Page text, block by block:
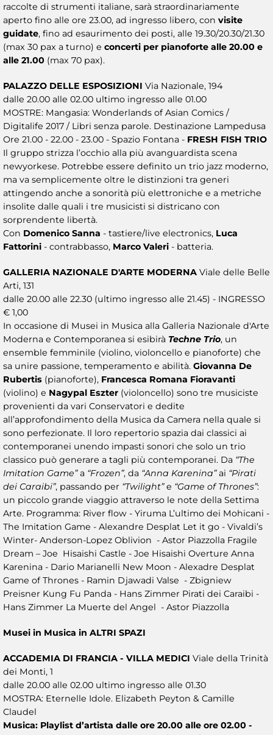
raccolte di strumenti italiane, sarà straordinariamente
aperto fino alle ore 23.00, ad ingresso libero, con visite
guidate, fino ad esaurimento dei posti, alle 19.30/20.30/21.30
(max 30 pax a turno) e concerti per pianoforte alle 20.00 e
alle 21.00 (max 70 pax).
PALAZZO DELLE ESPOSIZIONI Via Nazionale, 194
dalle 20.00 alle 02.00 ultimo ingresso alle 01.00
MOSTRE: Mangasia: Wonderlands of Asian Comics /
Digitalife 2017 / Libri senza parole. Destinazione Lampedusa
Ore 21.00 - 22.00 - 23.00 - Spazio Fontana - FRESH FISH TRIO
Il gruppo strizza l’occhio alla più avanguardista scena
newyorkese. Potrebbe essere definito un trio jazz moderno,
ma va semplicemente oltre le distinzioni tra generi
attingendo anche a sonorità più elettroniche e a metriche
insolite dalle quali i tre musicisti si districano con
sorprendente libertà.
Con Domenico Sanna - tastiere/live electronics, Luca
Fattorini - contrabbasso, Marco Valeri - batteria.
GALLERIA NAZIONALE D'ARTE MODERNA Viale delle Belle
Arti, 131
dalle 20.00 alle 22.30 (ultimo ingresso alle 21.45) - INGRESSO
€ 1,00
In occasione di Musei in Musica alla Galleria Nazionale d'Arte
Moderna e Contemporanea si esibirà Techne Trio, un
ensemble femminile (violino, violoncello e pianoforte) che
sa unire passione, temperamento e abilità. Giovanna De
Rubertis (pianoforte), Francesca Romana Fioravanti
(violino) e Nagypal Eszter (violoncello) sono tre musiciste
provenienti da vari Conservatori e dedite
all’approfondimento della Musica da Camera nella quale si
sono perfezionate. Il loro repertorio spazia dai classici ai
contemporanei unendo impasti sonori che solo un trio
classico può generare a tagli più contemporanei. Da “The
Imitation Game”a “Frozen”, da “Anna Karenina”ai “Pirati
dei Caraibi”, passando per “Twilight”e “Game of Thrones”:
un piccolo grande viaggio attraverso le note della Settima
Arte. Programma: River flow - Yiruma L’ultimo dei Mohicani -
The Imitation Game - Alexandre Desplat Let it go - Vivaldi’s
Winter- Anderson-Lopez Oblivion - Astor Piazzolla Fragile
Dream – Joe Hisaishi Castle - Joe Hisaishi Overture Anna
Karenina - Dario Marianelli New Moon - Alexadre Desplat
Game of Thrones - Ramin Djawadi Valse - Zbigniew
Preisner Kung Fu Panda - Hans Zimmer Pirati dei Caraibi -
Hans Zimmer La Muerte del Angel - Astor Piazzolla
Musei in Musica in ALTRI SPAZI
ACCADEMIA DI FRANCIA - VILLA MEDICI Viale della Trinità
dei Monti, 1
dalle 20.00 alle 02.00 ultimo ingresso alle 01.30
MOSTRA: Eternelle Idole. Elizabeth Peyton & Camille
Claudel
Musica: Playlist d’artista dalle ore 20.00 alle ore 02.00 -